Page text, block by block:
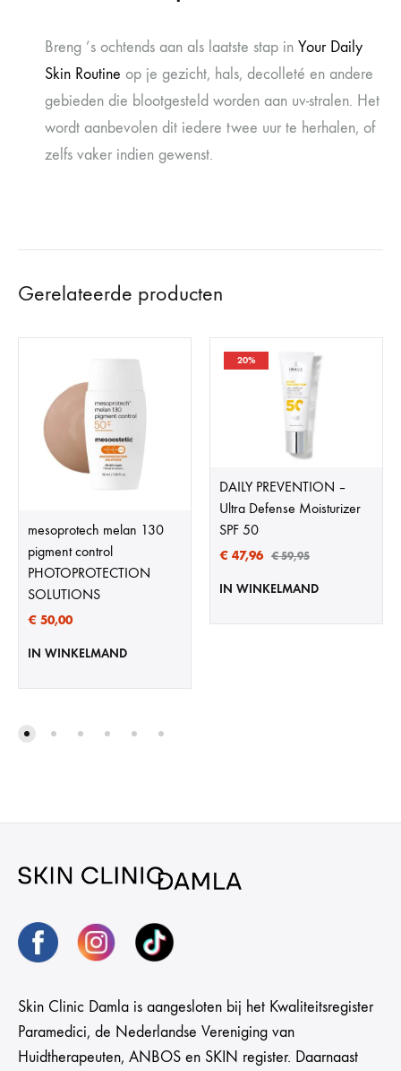
Breng ’s ochtends aan als laatste stap in Your Daily
Skin Routine op je gezicht, hals, decolleté en andere
gebieden die blootgesteld worden aan uv-stralen. Het
wordt aanbevolen dit iedere twee uur te herhalen, of
zelfs vaker indien gewenst.
Gerelateerde producten
mesoprotech melan 130
pigment control
PHOTOPROTECTION
SOLUTIONS
€ 50,00
IN WINKELMAND
20%
DAILY PREVENTION –
Ultra Defense Moisturizer
SPF 50
€ 47,96 €59,95
IN WINKELMAND
Skin Clinic Damla is aangesloten bij het Kwaliteitsregister
Paramedici, de Nederlandse Vereniging van
Huidtherapeuten, ANBOS en SKIN register. Daarnaast